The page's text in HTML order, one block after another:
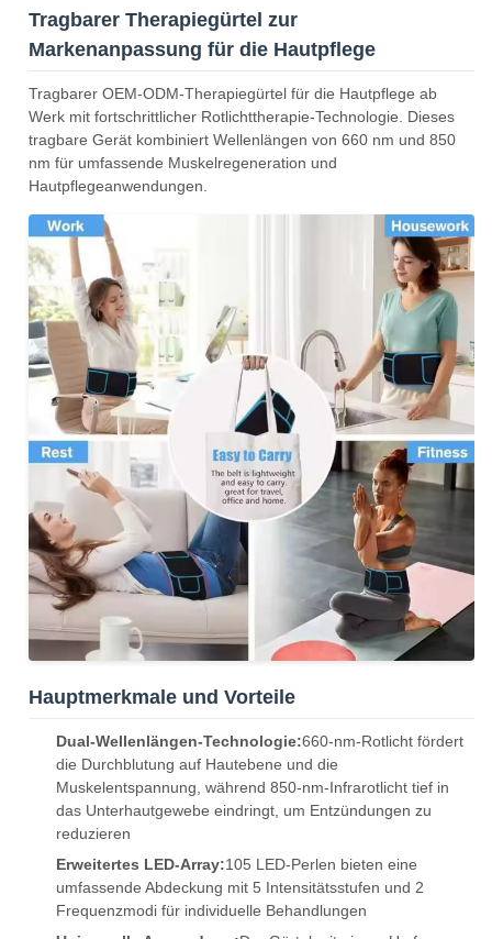
Tragbarer Therapiegürtel zur
Markenanpassung für die Hautpflege
Tragbarer OEM-ODM-Therapiegürtel für die Hautpflege ab
Werk mit fortschrittlicher Rotlichttherapie-Technologie. Dieses
tragbare Gerät kombiniert Wellenlängen von 660 nm und 850
nm für umfassende Muskelregeneration und
Hautpflegeanwendungen.
Hauptmerkmale und Vorteile
Dual-Wellenlängen-Technologie:660-nm-Rotlicht fördert
die Durchblutung auf Hautebene und die
Muskelentspannung, während 850-nm-Infrarotlicht tief in
das Unterhautgewebe eindringt, um Entzündungen zu
reduzieren
Erweitertes LED-Array:105 LED-Perlen bieten eine
umfassende Abdeckung mit 5 Intensitätsstufen und 2
Frequenzmodi für individuelle Behandlungen